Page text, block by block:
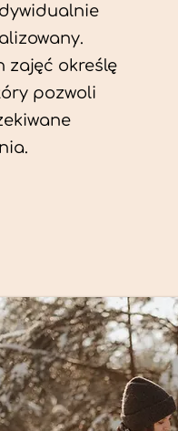
zajęć określę
pozwoli